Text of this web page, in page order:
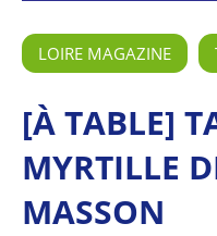
LOIRE MAGAZINE
[À TABLE]
MYRTILLE
MASSON